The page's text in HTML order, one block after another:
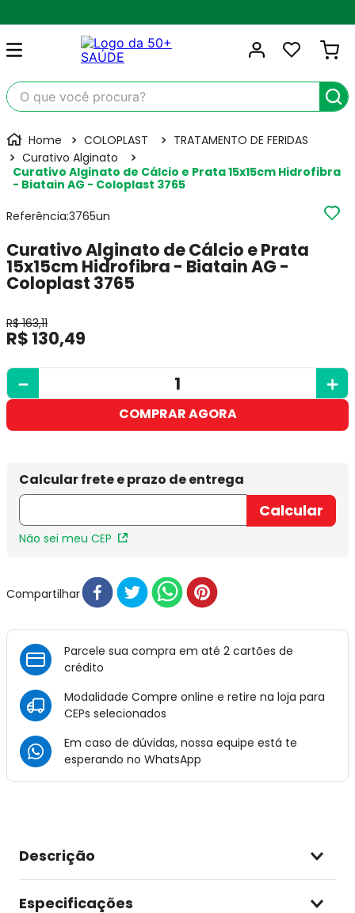
O que você procura?
COLOPLAST
TRATAMENTO DE FERIDAS
Curativo Alginato
Curativo Alginato de Cálcio e Prata 15x15cm Hidrofibra
- Biatain AG - Coloplast 3765
Referência:3765un
Curativo Alginato de Cálcio e Prata
15x15cm Hidrofibra - Biatain AG -
Coloplast 3765
R$ 163,11
R$ 130,49
＋
－
COMPRAR AGORA
Não sei meu CEP
Compartilhar
Parcele sua compra em até 2 cartões de
crédito
Modalidade Compre online e retire na loja para
CEPs selecionados
Em caso de dúvidas, nossa equipe está te
esperando no WhatsApp
Descrição
Especificações